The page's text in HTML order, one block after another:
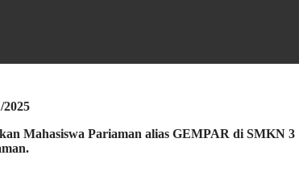
2025
Mahasiswa Pariaman alias GEMPAR di SMKN 3